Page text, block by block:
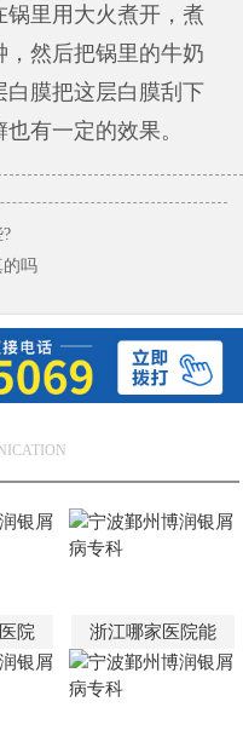
锅里用大火煮开，煮
，然后把锅里的牛奶
白膜把这层白膜刮下
有一定的效果。
的吗
院 浙江哪家医院能